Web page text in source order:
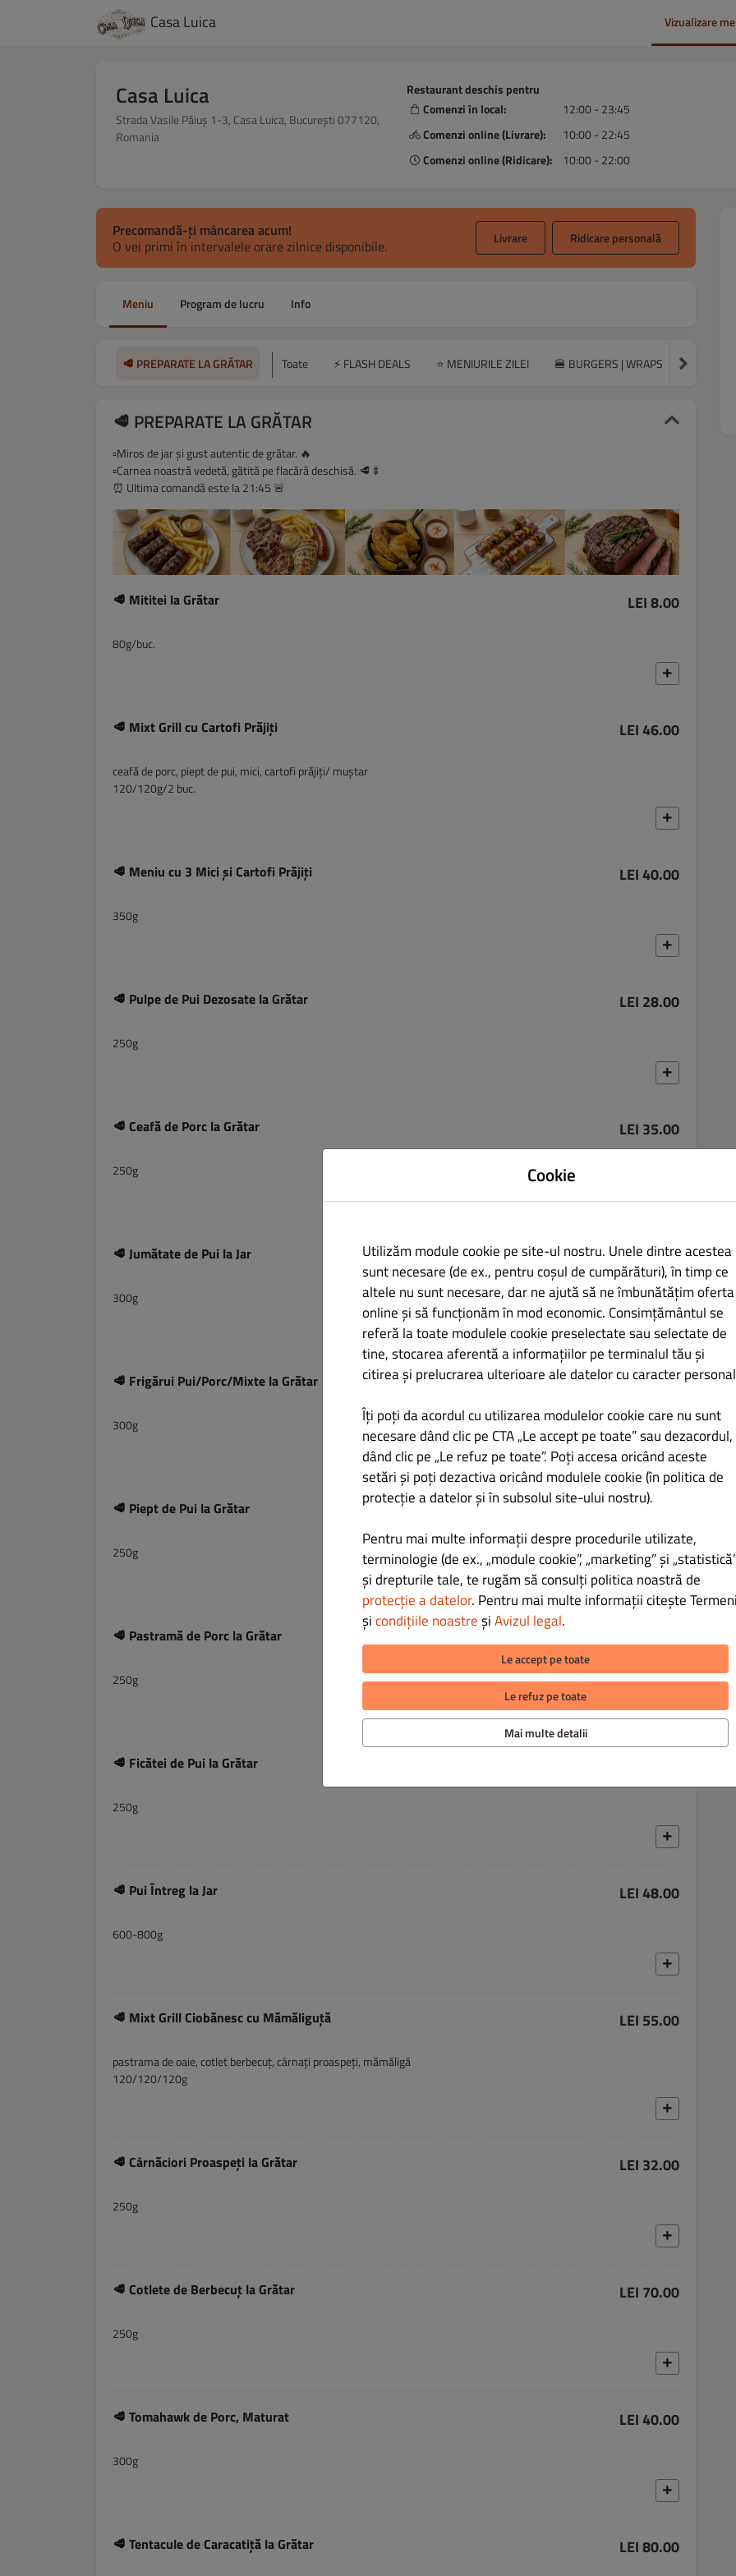
Casa Luica Vizualizare
Casa Luica
Strada Vasile Păiuș 1-3, Casa Luica, București 077120,
Romania
Restaurant deschis pentru
Comenzi în local:
12:00 - 23:45
Comenzi online (Livrare):
10:00 - 22:45
Comenzi online (Ridicare):
10:00 - 22:00
Precomandă-ți mâncarea acum!
O vei primi în intervalele orare zilnice disponibile.
Livrare Ridicare personală
Meniu Program de lucru Info
🥩 PREPARATE LA GRĂTAR Toate ⚡ FLASH DEALS ⭐ MENIURILE ZILEI 🍔 BURGERS | WRAPS
🥩 PREPARATE LA GRĂTAR
▫️Miros de jar și gust autentic de grătar. 🔥
▫️Carnea noastră vedetă, gătită pe flacără deschisă. 🥩🍢
⏰ Ultima comandă este la 21:45 🚨
🥩 Mititei la Grătar LEI 8.00
80g/buc.
🥩 Mixt Grill cu Cartofi Prăjiți LEI 46.00
ceafă de porc, piept de pui, mici, cartofi prăjiți/ muștar
120/120g/2 buc.
🥩 Meniu cu 3 Mici și Cartofi Prăjiți LEI 40.00
350g
🥩 Pulpe de Pui Dezosate la Grătar LEI 28.00
250g
🥩 Ceafă de Porc la Grătar LEI 35.00
250g
🥩 Jumătate de Pui la Jar LEI 27.00
300g
🥩 Frigărui Pui/Porc/Mixte la Grătar LEI 35.00
300g
🥩 Piept de Pui la Grătar LEI 30.00
250g
🥩 Pastramă de Porc la Grătar
250g
🥩 Ficătei de Pui la Grătar
250g
🥩 Pui Întreg la Jar LEI 48.00
600-800g
🥩 Mixt Grill Ciobănesc cu Mămăliguță LEI 55.00
pastrama de oaie, cotlet berbecuț, cârnați proaspeți, mămăligă
120/120/120g
🥩 Cârnăciori Proaspeți la Grătar LEI 32.00
250g
🥩 Cotlete de Berbecuț la Grătar LEI 70.00
250g
🥩 Tomahawk de Porc, Maturat LEI 40.00
300g
🥩 Tentacule de Caracatiță la Grătar LEI 80.00
Cookie
Utilizăm module cookie pe site-ul nostru. Unele dintre acestea
sunt necesare (de ex., pentru coșul de cumpărături), în timp ce
altele nu sunt necesare, dar ne ajută să ne îmbunătățim oferta
online și să funcționăm în mod economic. Consimțământul se
referă la toate modulele cookie preselectate sau selectate de
tine, stocarea aferentă a informațiilor pe terminalul tău și
citirea și prelucrarea ulterioare ale datelor cu caracter
Îți poți da acordul cu utilizarea modulelor cookie care nu sunt
necesare dând clic pe CTA „Le accept pe toate” sau dezacordul,
dând clic pe „Le refuz pe toate”. Poți accesa oricând aceste
setări și poți dezactiva oricând modulele cookie (în politica de
protecție a datelor și în subsolul site-ului nostru).
Pentru mai multe informații despre procedurile utilizate,
terminologie (de ex., „module cookie”, „marketing” și
și drepturile tale, te rugăm să consulți politica noastră de
protecție a datelor. Pentru mai multe informații citește
șicondițiile noastreșiAvizul legal.
Le accept pe toate
Le refuz pe toate
Mai multe detalii